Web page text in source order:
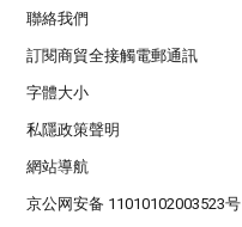
聯絡我們
訂閱商貿全接觸電郵通訊
字體大小
私隱政策聲明
網站導航
京公网安备 11010102003523号